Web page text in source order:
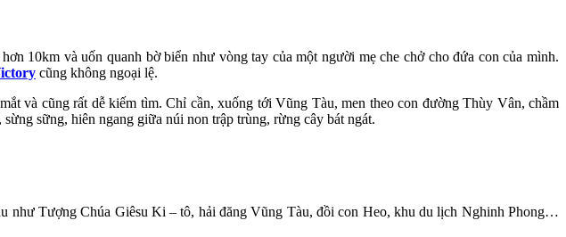
10km và uốn quanh bờ biển như vòng tay của một người mẹ che chở cho đứa con của mình.
cũng không ngoại lệ.
và cũng rất dễ kiếm tìm. Chỉ cần, xuống tới Vũng Tàu, men theo con đường Thùy Vân, chầm
sừng sững, hiên ngang giữa núi non trập trùng, rừng cây bát ngát.
như Tượng Chúa Giêsu Ki – tô, hải đăng Vũng Tàu, đồi con Heo, khu du lịch Nghinh Phong…